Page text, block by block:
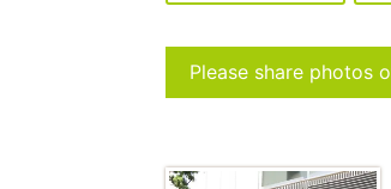
Please share photos